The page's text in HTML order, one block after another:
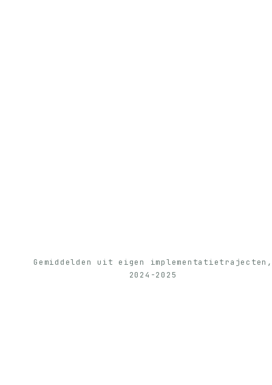
Gemiddelden uit eigen implementatietrajecten,
2024-2025